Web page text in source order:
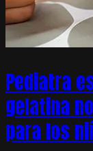
Pediatra
gelatina
para los